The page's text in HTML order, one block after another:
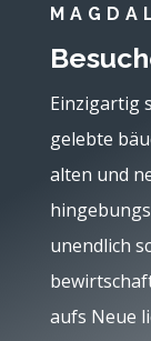
Einzigartig
gelebte
alten und
unendlich
aufs Neue